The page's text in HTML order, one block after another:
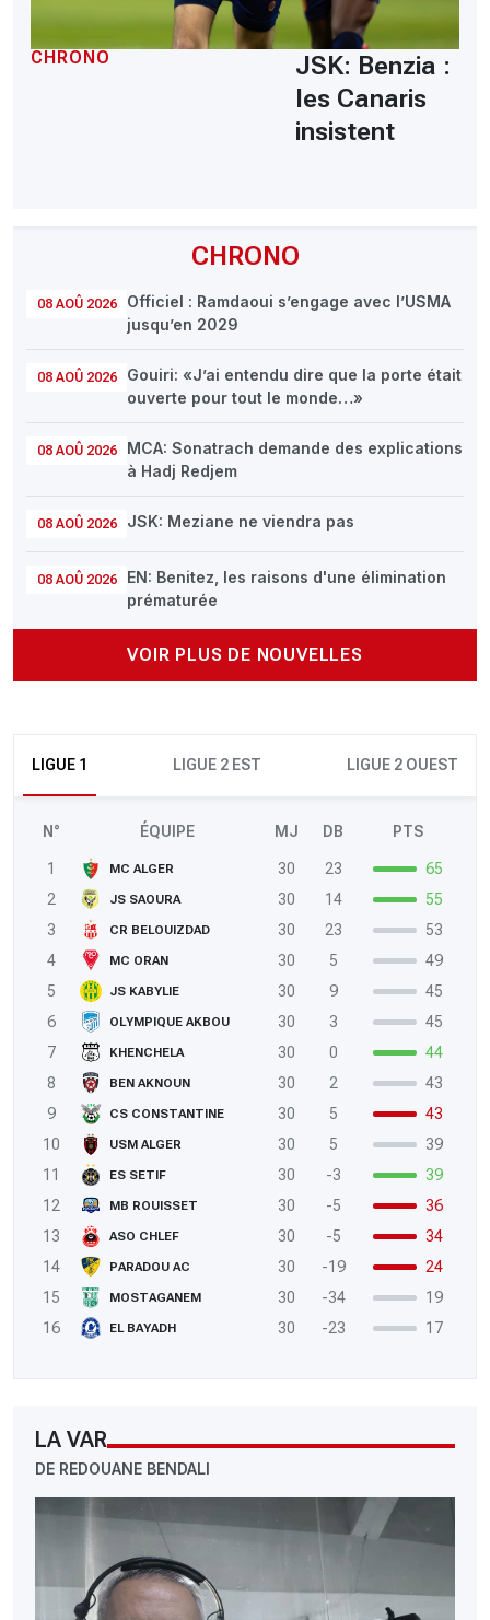
CHRONO
08 AOÛ 2026
Officiel : Ramdaoui s’engage avec l’USMA
jusqu’en 2029
08 AOÛ 2026
Gouiri: «J’ai entendu dire que la porte était
ouverte pour tout le monde…»
08 AOÛ 2026
MCA: Sonatrach demande des explications
à Hadj Redjem
08 AOÛ 2026 JSK: Meziane ne viendra pas
08 AOÛ 2026
EN: Benitez, les raisons d'une élimination
prématurée
VOIR PLUS DE NOUVELLES
LIGUE 1 LIGUE 2 EST LIGUE 2 OUEST
N° ÉQUIPE MJ DB PTS
1 MC ALGER 30 23
65
2
JS SAOURA 30 14
55
3
CR BELOUIZDAD 30 23
53
4
MC ORAN 30 5
49
5
JS KABYLIE 30 9
45
6
OLYMPIQUE AKBOU 30 3
45
7
KHENCHELA 30 0
44
8
BEN AKNOUN 30 2
43
9
CS CONSTANTINE 30 5
43
10
USM ALGER 30 5
39
11
ES SETIF 30 -3
39
12
MB ROUISSET 30 -5
36
13
ASO CHLEF 30 -5
34
14
PARADOU AC 30 -19
24
15
MOSTAGANEM 30 -34
19
16
EL BAYADH 30 -23 17
LA VAR
DE REDOUANE BENDALI
CHRONO
JSK: Benzia :
les Canaris
insistent